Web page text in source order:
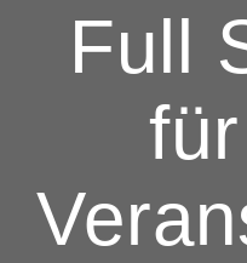
Full